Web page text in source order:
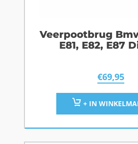
Veerpootbrug
E81, E82, E87
€69,95
+ IN